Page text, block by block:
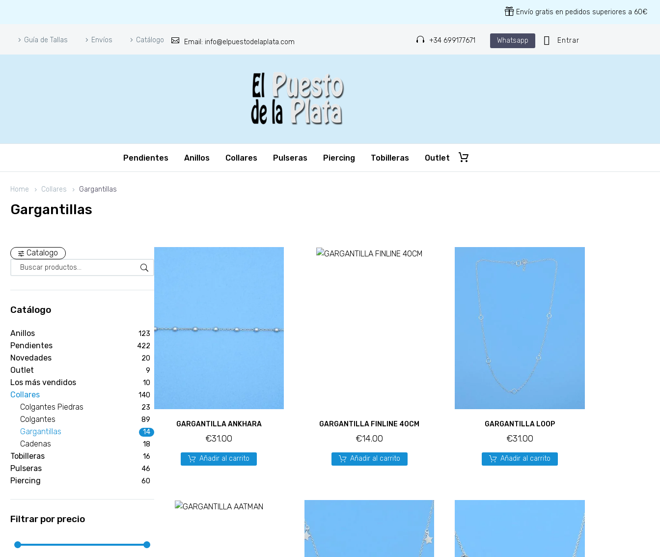
Envío gratis en pedidos superiores a 60€
Guía de Tallas Envíos Catálogo Email: info@elpuestodelaplata.com +34 699177671 Whatsapp Entrar
Pendientes Anillos Collares Pulseras Piercing Tobilleras Outlet
Home Collares Gargantillas
Gargantillas
Catalogo
Catálogo
Anillos 123
Pendientes 422
Novedades 20
Outlet 9
Los más vendidos 10
Collares 140
Colgantes Piedras 23
Colgantes 89
Gargantillas 14
Cadenas 18
Tobilleras 16
Pulseras 46
Piercing 60
Filtrar por precio
GARGANTILLA ANKHARA
€31.00
Añadir al carrito
GARGANTILLA FINLINE 40CM
€14.00
Añadir al carrito
GARGANTILLA LOOP
€31.00
Añadir al carrito